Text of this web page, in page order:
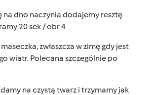
na dno naczynia dodajemy resztę
20 sek / obr 4
zwłaszcza w zimę gdy jest
wiatr. Polecana szczególnie po
na czystą twarz i trzymamy jak